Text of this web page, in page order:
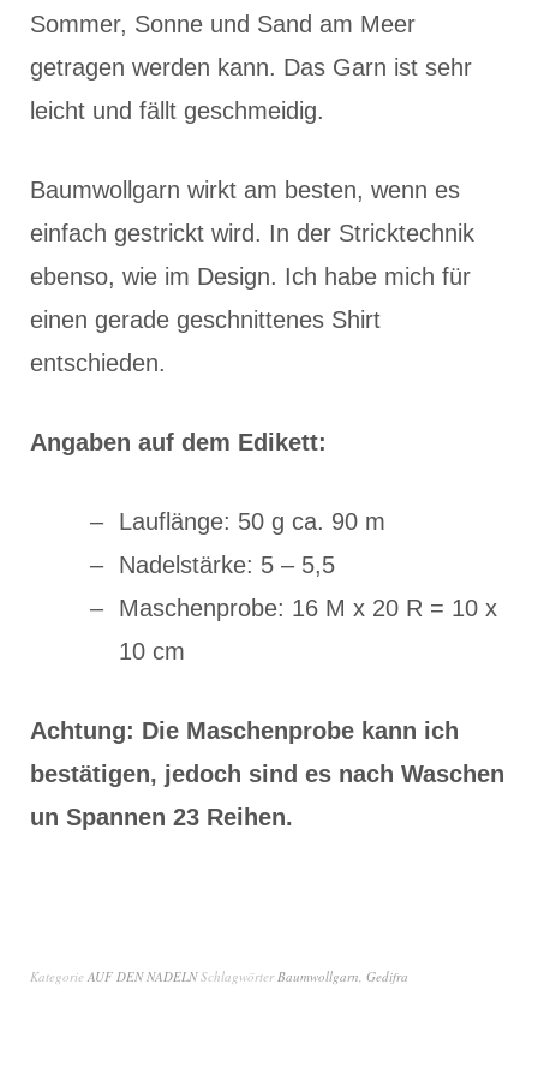
Sommer, Sonne und Sand am Meer
getragen werden kann. Das Garn ist sehr
leicht und fällt geschmeidig.
Baumwollgarn wirkt am besten, wenn es
einfach gestrickt wird. In der Stricktechnik
ebenso, wie im Design. Ich habe mich für
einen gerade geschnittenes Shirt
entschieden.
Angaben auf dem Edikett:
Lauflänge: 50 g ca. 90 m
Nadelstärke: 5 – 5,5
Maschenprobe: 16 M x 20 R = 10 x
10 cm
Achtung: Die Maschenprobe kann ich
bestätigen, jedoch sind es nach Waschen
un Spannen 23 Reihen.
Kategorie AUF DEN NADELN SchlagwörterBaumwollgarn, Gedifra